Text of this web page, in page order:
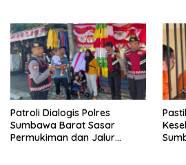
Patroli Dialogis Polres
Sumbawa Barat Sasar
Permukiman dan Jalur